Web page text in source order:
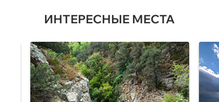
ИНТЕРЕСНЫЕ МЕСТА